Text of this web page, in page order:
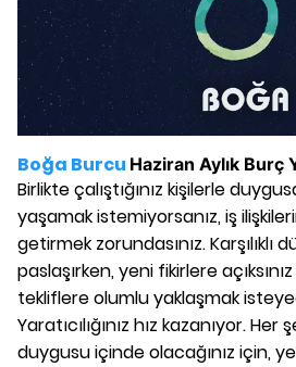
Boğa Burcu Haziran Aylık Burç
Birlikte çalıştığınız kişilerle
yaşamak istemiyorsanız, iş
getirmek zorundasınız. Karşılıklı
paslaşırken, yeni fikirlere
tekliflere olumlu yaklaşmak
Yaratıcılığınız hız kazanıyor.
duygusu içinde olacağınız için,